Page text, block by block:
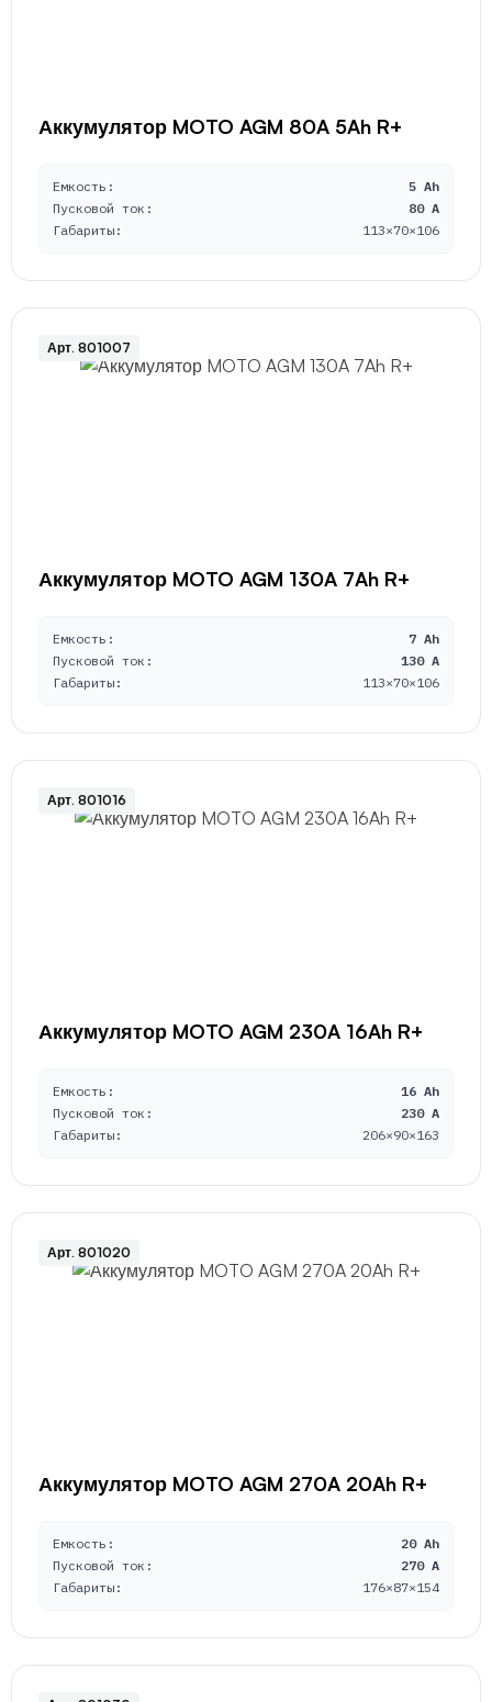
Аккумулятор MOTO AGM 80A 5Ah R+
Емкость:
5 Ah
Пусковой ток:
80 A
Габариты:
113×70×106
Арт. 801007
Аккумулятор MOTO AGM 130A 7Ah R+
Емкость:
7 Ah
Пусковой ток:
130 A
Габариты:
113×70×106
Арт. 801016
Аккумулятор MOTO AGM 230A 16Ah R+
Емкость:
16 Ah
Пусковой ток:
230 A
Габариты:
206×90×163
Арт. 801020
Аккумулятор MOTO AGM 270A 20Ah R+
Емкость:
20 Ah
Пусковой ток:
270 A
Габариты:
176×87×154